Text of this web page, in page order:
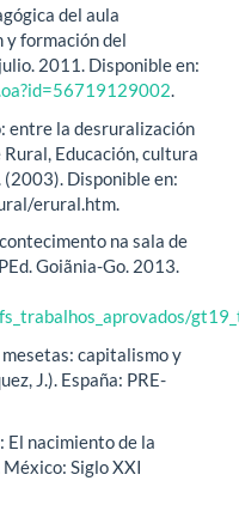
del aula
y formación del
2011. Disponible en:
.
entre la desruralización
Educación, cultura
(2003). Disponible en:
erural.htm.
na sala de
Goiãnia-Go. 2013.
mesetas: capitalismo y
J.). España: PRE-
El nacimiento de la
México: Siglo XXI